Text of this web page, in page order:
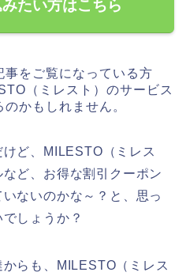
たい方はこちら
事をご覧になっている方
（ミレスト）のサービス
かもしれません。
ど、MILESTO（ミレス
ど、お得な割引クーポン
ないのかな～？と、思っ
しょうか？
らも、MILESTO（ミレス